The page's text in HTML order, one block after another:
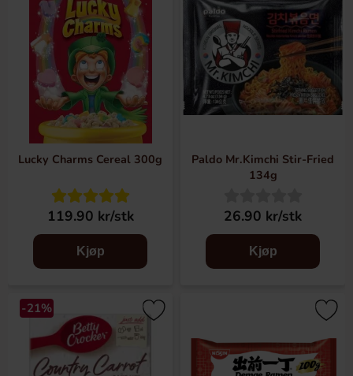
Lucky Charms Cereal 300g
119.90 kr/stk
Kjøp
Paldo Mr.Kimchi Stir-Fried
134g
26.90 kr/stk
Kjøp
-21%